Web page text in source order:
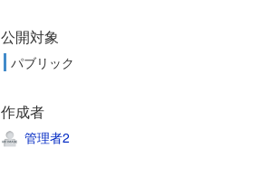
公開対象
パブリック
作成者
管理者2